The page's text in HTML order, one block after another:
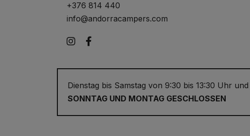
+376 814 440
info@andorracampers.com
Instagram
Dienstag bis Samstag von 9:30 bis 13:30 Uhr
SONNTAG UND MONTAG GESCHLOSSEN